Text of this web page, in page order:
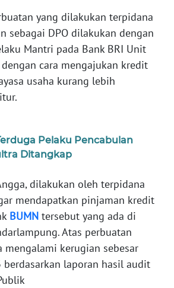
yang dilakukan terpidana
sebagai DPO dilakukan dengan
Mantri pada Bank BRI Unit
cara mengajukan kredit
usaha kurang lebih
Pelaku Pencabulan
Ditangkap
dilakukan oleh terpidana
mendapatkan pinjaman kredit
BUMN tersebut yang ada di
Atas perbuatan
mengalami kerugian sebesar
berdasarkan laporan hasil audit